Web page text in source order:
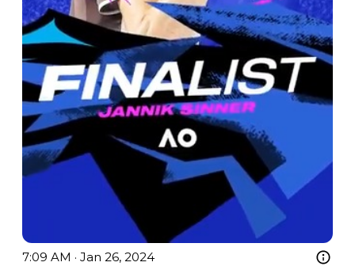
7:09 AM · Jan 26, 2024